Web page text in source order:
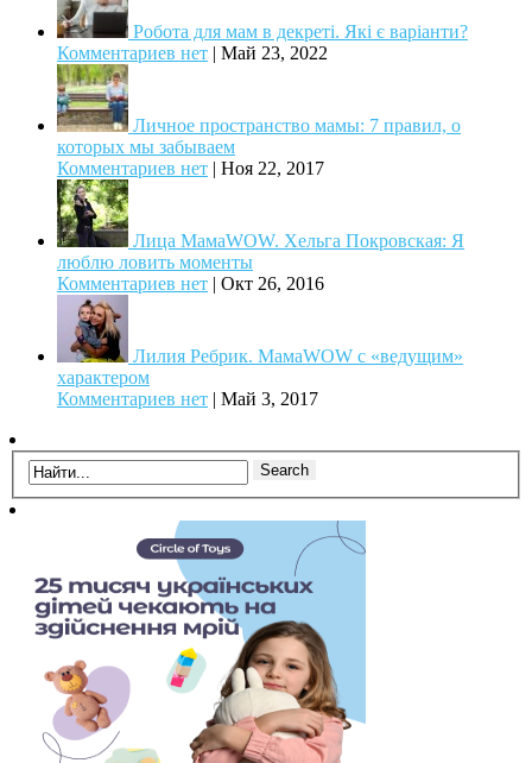
Робота для мам в декреті. Які є варіанти?
Комментариев нет | Май 23, 2022
Личное пространство мамы: 7 правил, о
которых мы забываем
Комментариев нет | Ноя 22, 2017
Лица МамаWOW. Хельга Покровская: Я
люблю ловить моменты
Комментариев нет | Окт 26, 2016
Лилия Ребрик. МамаWOW с «ведущим»
характером
Комментариев нет | Май 3, 2017